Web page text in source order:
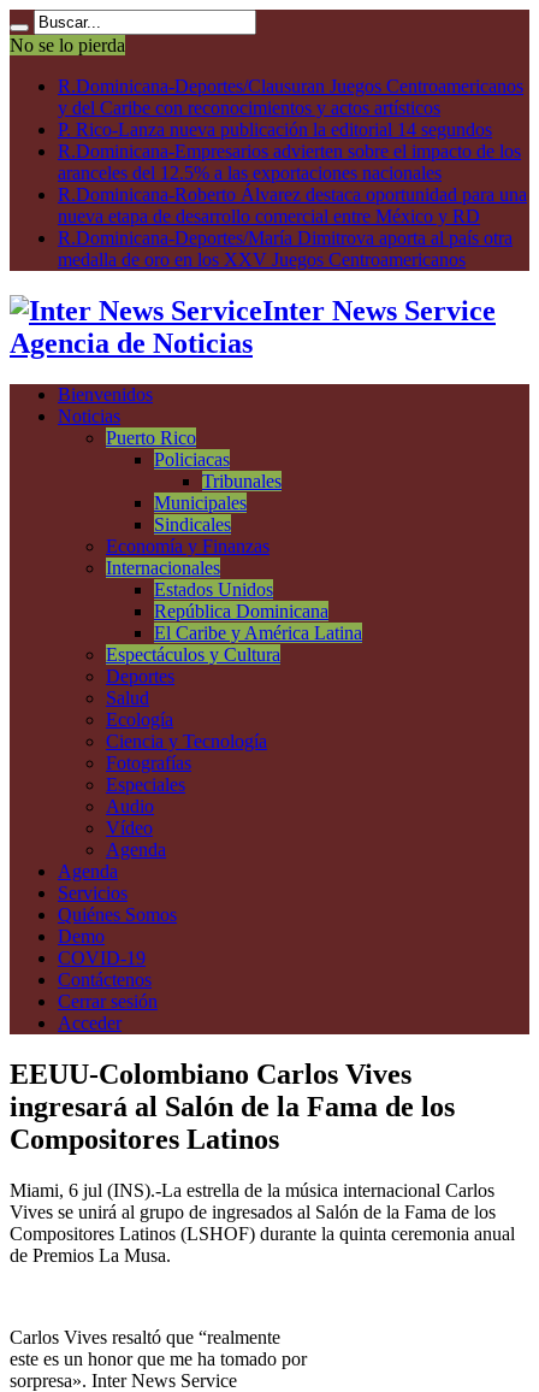
No se lo pierda
R.Dominicana-Deportes/Clausuran Juegos Centroamericanos
y del Caribe con reconocimientos y actos artísticos
P. Rico-Lanza nueva publicación la editorial 14 segundos
R.Dominicana-Empresarios advierten sobre el impacto de los
aranceles del 12.5% a las exportaciones nacionales
R.Dominicana-Roberto Álvarez destaca oportunidad para una
nueva etapa de desarrollo comercial entre México y RD
R.Dominicana-Deportes/María Dimitrova aporta al país otra
medalla de oro en los XXV Juegos Centroamericanos
Inter News Service
Agencia de Noticias
Bienvenidos
Noticias
Puerto Rico
Policiacas
Tribunales
Municipales
Sindicales
Economía y Finanzas
Internacionales
Estados Unidos
República Dominicana
El Caribe y América Latina
Espectáculos y Cultura
Deportes
Salud
Ecología
Ciencia y Tecnología
Fotografías
Especiales
Audio
Vídeo
Agenda
Agenda
Servicios
Quiénes Somos
Demo
COVID-19
Contáctenos
Cerrar sesión
Acceder
EEUU-Colombiano Carlos Vives
ingresará al Salón de la Fama de los
Compositores Latinos
Miami, 6 jul (INS).-La estrella de la música internacional Carlos
Vives se unirá al grupo de ingresados al Salón de la Fama de los
Compositores Latinos (LSHOF) durante la quinta ceremonia anual
de Premios La Musa.
Carlos Vives resaltó que “realmente
este es un honor que me ha tomado por
sorpresa». Inter News Service